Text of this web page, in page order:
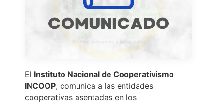
El Instituto Nacional de Cooperativismo
INCOOP, comunica a las entidades
cooperativas asentadas en los